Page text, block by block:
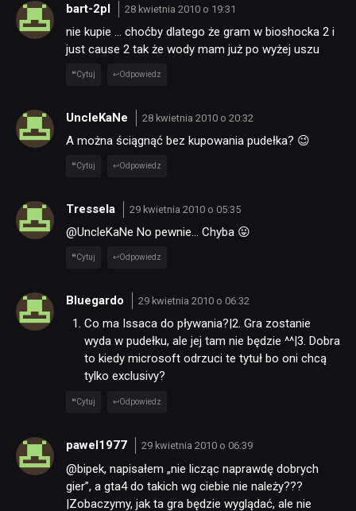
bart-2pl 28 kwietnia 2010 o 19:31
nie kupie … choćby dlatego że gram w bioshocka 2 i
just cause 2 tak że wody mam już po wyżej uszu
Cytuj Odpowiedz
UncleKaNe 28 kwietnia 2010 o 20:32
A można ściągnąć bez kupowania pudełka? 😉
Cytuj Odpowiedz
Tressela 29 kwietnia 2010 o 05:35
@UncleKaNe No pewnie… Chyba 😛
Cytuj Odpowiedz
Bluegardo 29 kwietnia 2010 o 06:32
Co ma Issaca do pływania?|2. Gra zostanie
wyda w pudełku, ale jej tam nie będzie ^^|3. Dobra
to kiedy microsoft odrzuci te tytuł bo oni chcą
tylko exclusivy?
Cytuj Odpowiedz
pawel1977 29 kwietnia 2010 o 06:39
@bipek, napisałem „nie licząc naprawdę dobrych
gier”, a gta4 do takich wg ciebie nie należy???
|Zobaczymy, jak ta gra będzie wyglądać, ale nie